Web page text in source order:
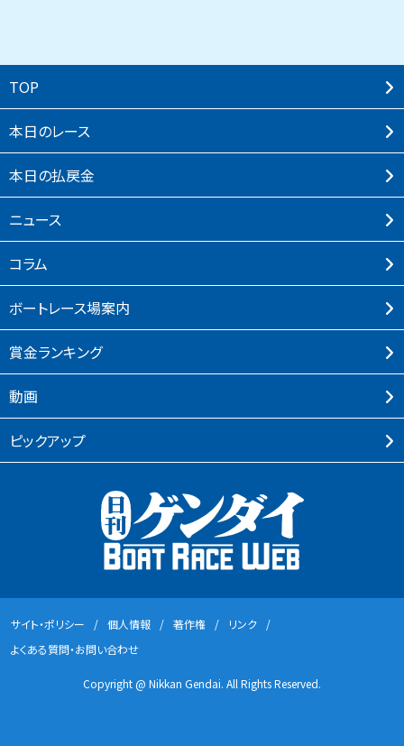
TOP
本⽇のレース
本⽇の払戻⾦
ニュース
コラム
ボートレース場案内
賞⾦ランキング
動画
ピックアップ
サイト・ポリシー 個⼈情報 著作権
リンク
よくある質問・お問い合わせ
Copyright @ Nikkan Gendai. All Rights Reserved.